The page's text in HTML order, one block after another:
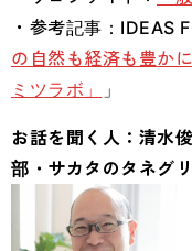
・参考記事：IDEAS
の自然も経済も豊か
ミツラボ」
」
お話を聞く人：清水
部・サカタのタネグ